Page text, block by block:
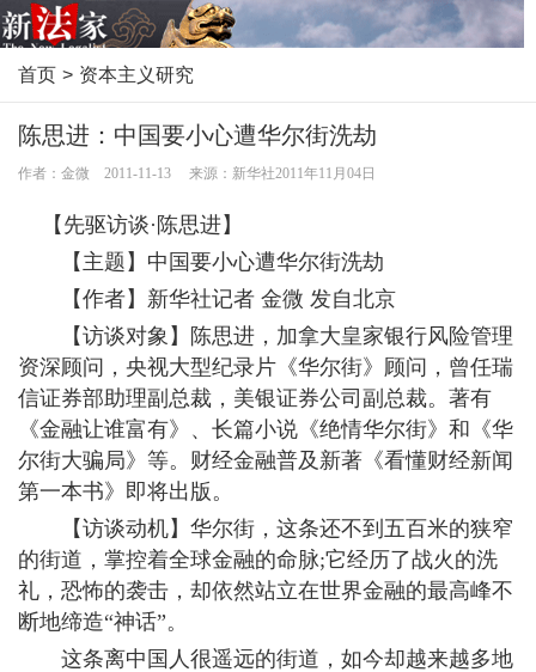
首页 > 资本主义研究
陈思进：中国要小心遭华尔街洗劫
作者：金微 2011-11-13 来源：新华社2011年11月04日
【先驱访谈·陈思进】
【主题】中国要小心遭华尔街洗劫
【作者】新华社记者 金微 发自北京
【访谈对象】陈思进，加拿大皇家银行风险管理
资深顾问，央视大型纪录片《华尔街》顾问，曾任瑞
信证券部助理副总裁，美银证券公司副总裁。著有
《金融让谁富有》、长篇小说《绝情华尔街》和《华
尔街大骗局》等。财经金融普及新著《看懂财经新闻
第一本书》即将出版。
【访谈动机】华尔街，这条还不到五百米的狭窄
的街道，掌控着全球金融的命脉;它经历了战火的洗
礼，恐怖的袭击，却依然站立在世界金融的最高峰不
断地缔造“神话”。
这条离中国人很遥远的街道，如今却越来越多地